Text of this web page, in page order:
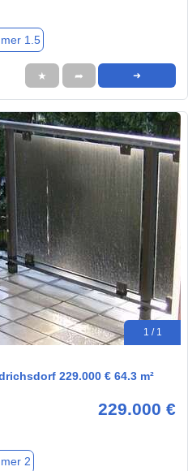
1.5
★ ➦ ➜
1 / 1
229.000 € 64.3 m²
229.000 €
2